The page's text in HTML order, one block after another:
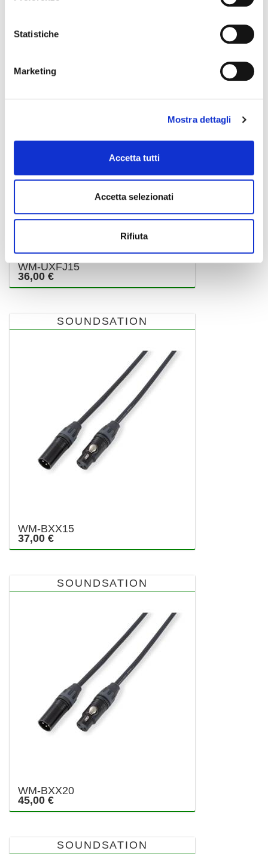
Statistiche
Marketing
Mostra dettagli
Accetta tutti
Accetta selezionati
Rifiuta
WM-UXFJ15
36,00 €
SOUNDSATION
WM-BXX15
37,00 €
SOUNDSATION
WM-BXX20
45,00 €
SOUNDSATION